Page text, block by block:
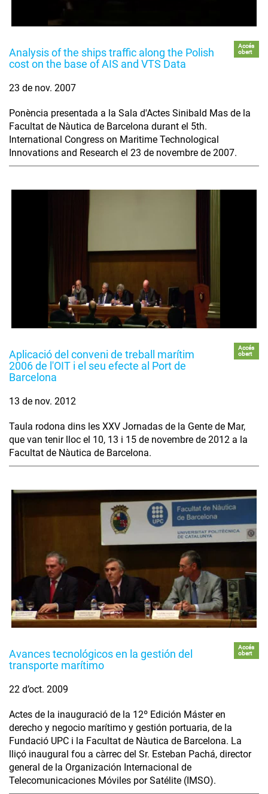
Analysis of the ships traffic along the Polish
cost on the base of AIS and VTS Data
Accés
obert
23 de nov. 2007
Ponència presentada a la Sala d'Actes Sinibald Mas de la
Facultat de Nàutica de Barcelona durant el 5th.
International Congress on Maritime Technological
Innovations and Research el 23 de novembre de 2007.
Aplicació del conveni de treball marítim
2006 de l'OIT i el seu efecte al Port de
Barcelona
Accés
obert
13 de nov. 2012
Taula rodona dins les XXV Jornadas de la Gente de Mar,
que van tenir lloc el 10, 13 i 15 de novembre de 2012 a la
Facultat de Nàutica de Barcelona.
Avances tecnológicos en la gestión del
transporte marítimo
Accés
obert
22 d’oct. 2009
Actes de la inauguració de la 12º Edición Máster en
derecho y negocio marítimo y gestión portuaria, de la
Fundació UPC i la Facultat de Nàutica de Barcelona. La
lliçó inaugural fou a càrrec del Sr. Esteban Pachá, director
general de la Organización Internacional de
Telecomunicaciones Móviles por Satélite (IMSO).